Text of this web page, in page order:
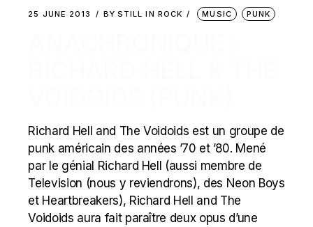
25 JUNE 2013 BY STILL IN ROCK MUSIC PUNK
Richard Hell and The Voidoids est un groupe de
punk américain des années ’70 et ’80. Mené
par le génial Richard Hell (aussi membre de
Television (nous y reviendrons), des Neon Boys
et Heartbreakers), Richard Hell and The
Voidoids aura fait paraître deux opus d’une